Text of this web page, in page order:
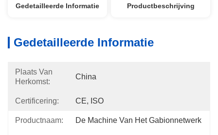
Gedetailleerde Informatie Productbeschrijving
Gedetailleerde Informatie
Plaats Van
Herkomst:
China
Certificering: CE, ISO
Productnaam: De Machine Van Het Gabionnetwerk